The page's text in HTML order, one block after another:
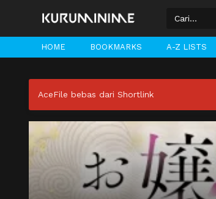
HOME BOOKMARKS A-Z LISTS
AceFile bebas dari Shortlink